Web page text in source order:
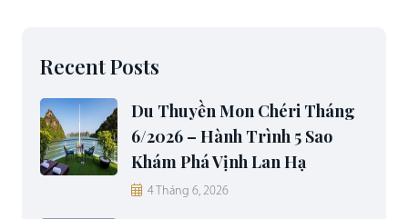
Recent Posts
Du Thuyền Mon Chéri Tháng
6/2026 – Hành Trình 5 Sao
Khám Phá Vịnh Lan Hạ
4 Tháng 6, 2026